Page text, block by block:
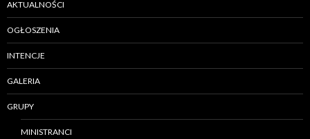
AKTUALNOŚCI
OGŁOSZENIA
INTENCJE
GALERIA
GRUPY
MINISTRANCI